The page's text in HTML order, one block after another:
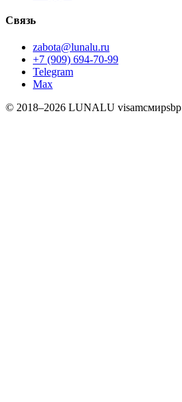
Связь
zabota@lunalu.ru
+7 (909) 694-70-99
Telegram
Max
© 2018–2026 LUNALU visamcмирsbp